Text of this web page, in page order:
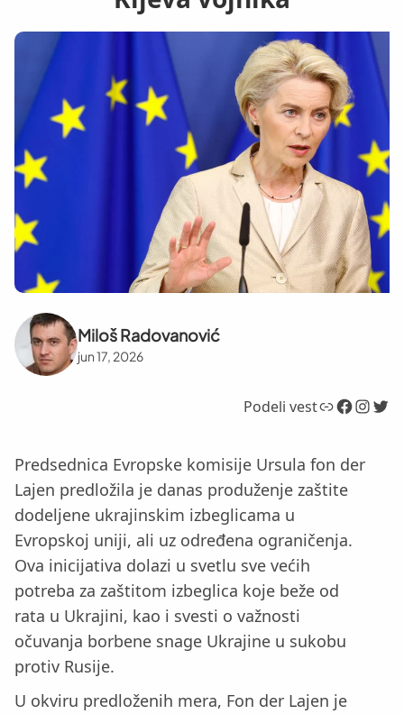
Miloš Radovanović
jun 17, 2026
Podeli vestLink Facebook InstagramTwitter
Predsednica Evropske komisije Ursula fon der
Lajen predložila je danas produženje zaštite
dodeljene ukrajinskim izbeglicama u
Evropskoj uniji, ali uz određena ograničenja.
Ova inicijativa dolazi u svetlu sve većih
potreba za zaštitom izbeglica koje beže od
rata u Ukrajini, kao i svesti o važnosti
očuvanja borbene snage Ukrajine u sukobu
protiv Rusije.
U okviru predloženih mera, Fon der Lajen je